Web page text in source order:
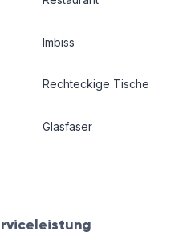
Imbiss
Rechteckige Tische
Glasfaser